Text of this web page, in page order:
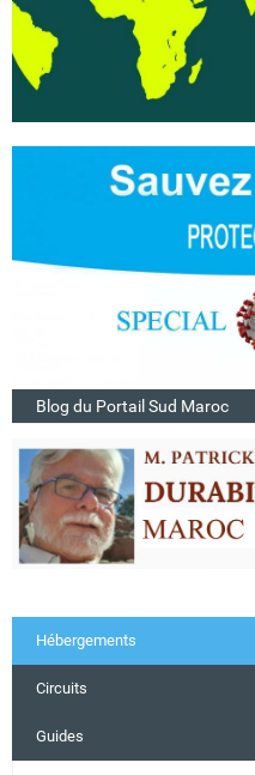
Blog du Portail Sud Maroc
Hébergements
Circuits
Guides